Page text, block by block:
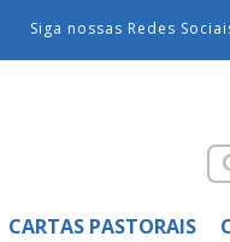
Siga nossas Redes
CARTAS PASTORAIS